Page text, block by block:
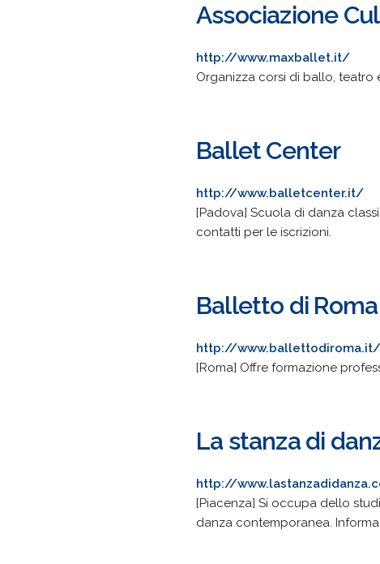
Associazione
http://www.maxballet.it/
Organizza corsi di ballo, teatro
Ballet Center
http://www.balletcenter.it/
[Padova] Scuola di danza
contatti per le iscrizioni.
Balletto di Roma
http://www.ballettodiroma.it/
[Roma] Offre formazione
La stanza di
http://
[Piacenza] Si occupa dello
danza contemporanea.